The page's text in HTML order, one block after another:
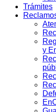
Trámites
y